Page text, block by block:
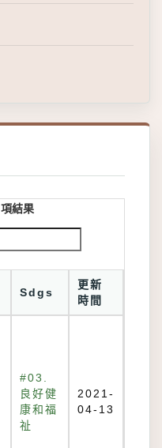
項結果
Sdgs
更新
時間
#03.
良好健
康和福
祉
2021-
04-13